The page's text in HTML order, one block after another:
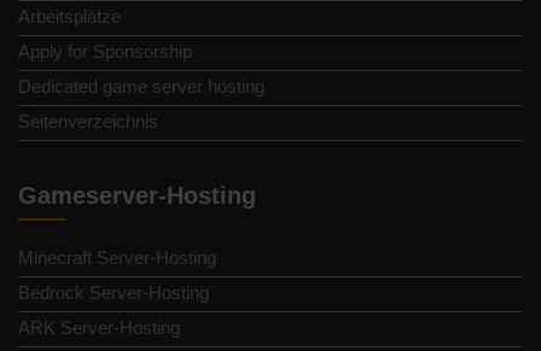
Arbeitsplätze
Apply for Sponsorship
Dedicated game server hosting
Seitenverzeichnis
Gameserver-Hosting
Minecraft Server-Hosting
Bedrock Server-Hosting
ARK Server-Hosting